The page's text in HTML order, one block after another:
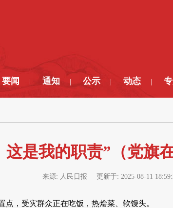
要闻 通知 公示 动态
是我的职责”（党旗
来源: 人民日报 更新于: 2025-08-11
，受灾群众正在吃饭，热烩菜、软馒头。